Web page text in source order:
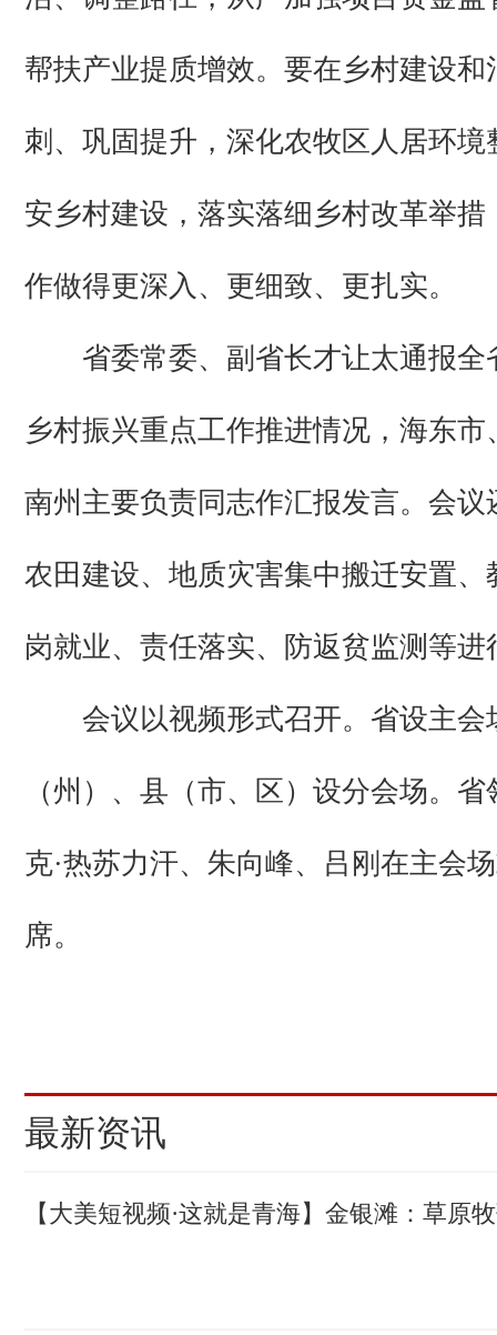
帮扶产业提质增效。要在乡村建设和
刺、巩固提升，深化农牧区人居环境
安乡村建设，落实落细乡村改革举措
作做得更深入、更细致、更扎实。
省委常委、副省长才让太通报全
乡村振兴重点工作推进情况，海东
南州主要负责同志作汇报发言。会议
农田建设、地质灾害集中搬迁安置、
岗就业、责任落实、防返贫监测等进
会议以视频形式召开。省设主会
（州）、县（市、区）设分会场。
克·热苏力汗、朱向峰、吕刚在主会
席。
最新资讯
【大美短视频·这就是青海】金银滩：草原